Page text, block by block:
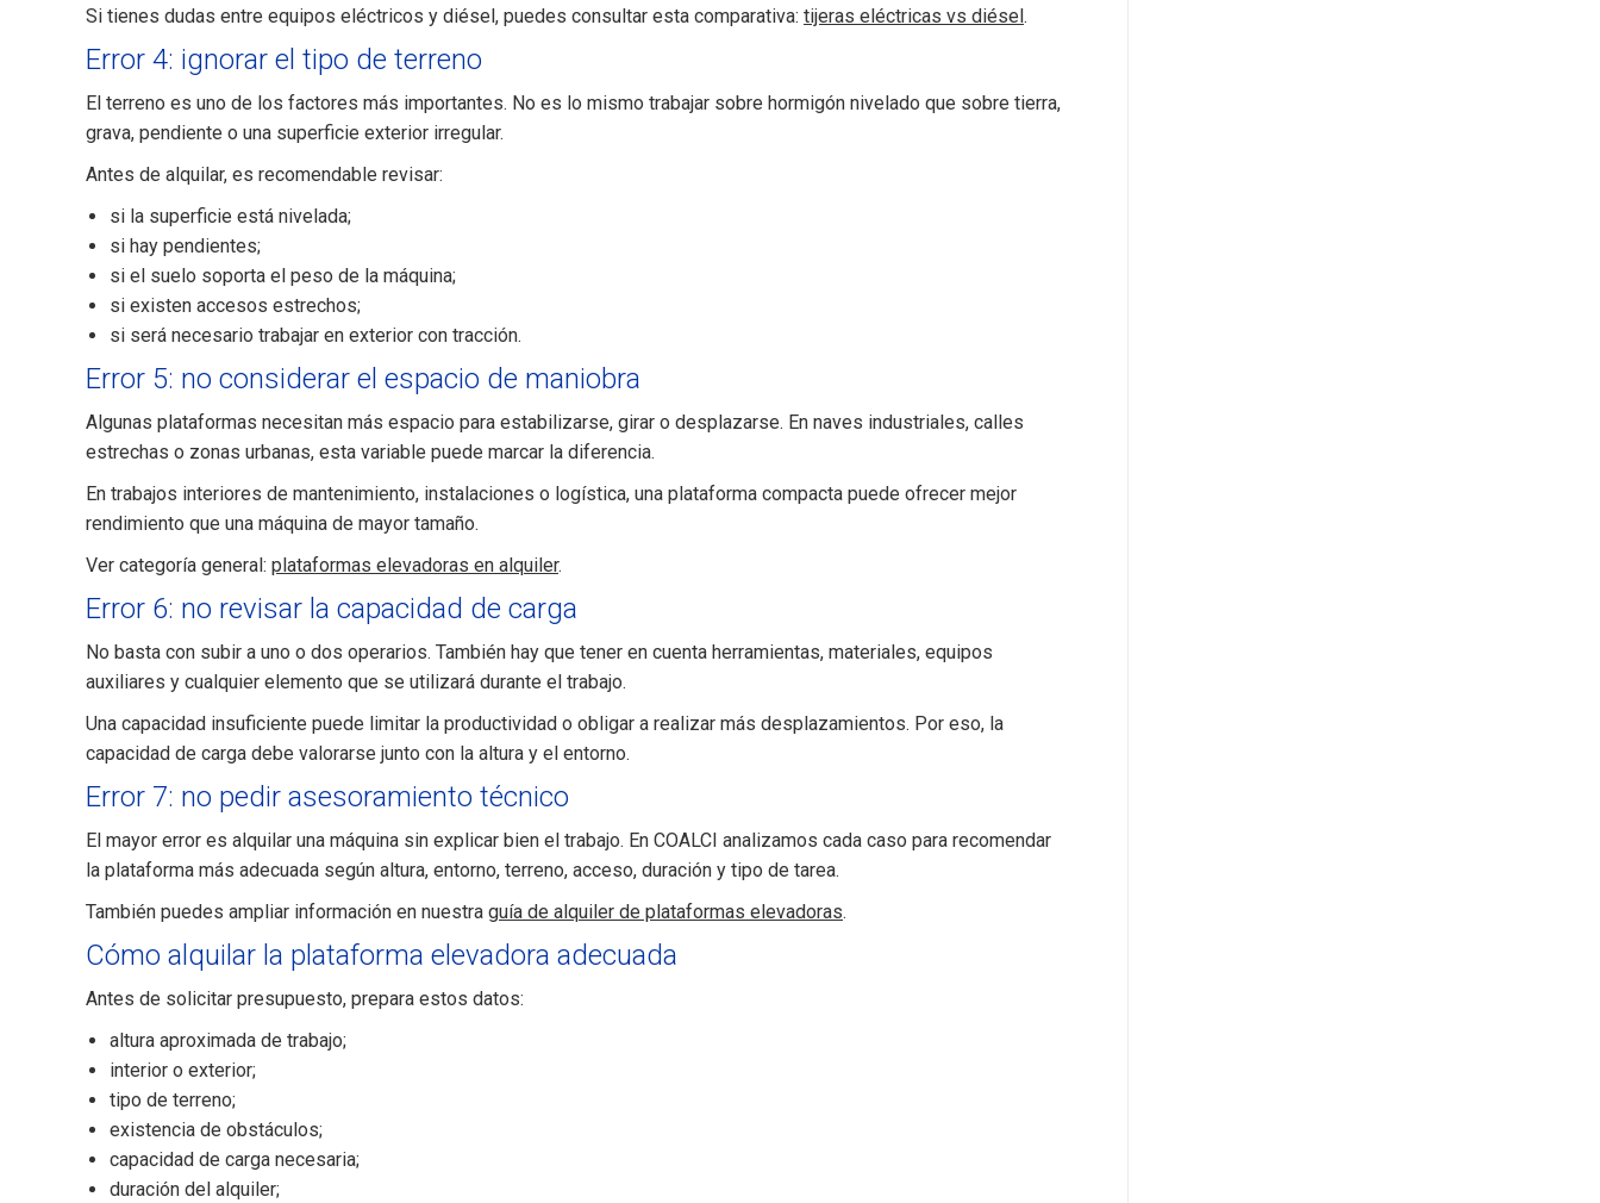
Si tienes dudas entre equipos eléctricos y diésel, puedes consultar esta comparativa: tijeras eléctricas vs diésel.
Error 4: ignorar el tipo de terreno
El terreno es uno de los factores más importantes. No es lo mismo trabajar sobre hormigón nivelado que sobre tierra,
grava, pendiente o una superficie exterior irregular.
Antes de alquilar, es recomendable revisar:
si la superficie está nivelada;
si hay pendientes;
si el suelo soporta el peso de la máquina;
si existen accesos estrechos;
si será necesario trabajar en exterior con tracción.
Error 5: no considerar el espacio de maniobra
Algunas plataformas necesitan más espacio para estabilizarse, girar o desplazarse. En naves industriales, calles
estrechas o zonas urbanas, esta variable puede marcar la diferencia.
En trabajos interiores de mantenimiento, instalaciones o logística, una plataforma compacta puede ofrecer mejor
rendimiento que una máquina de mayor tamaño.
Ver categoría general: plataformas elevadoras en alquiler.
Error 6: no revisar la capacidad de carga
No basta con subir a uno o dos operarios. También hay que tener en cuenta herramientas, materiales, equipos
auxiliares y cualquier elemento que se utilizará durante el trabajo.
Una capacidad insuficiente puede limitar la productividad o obligar a realizar más desplazamientos. Por eso, la
capacidad de carga debe valorarse junto con la altura y el entorno.
Error 7: no pedir asesoramiento técnico
El mayor error es alquilar una máquina sin explicar bien el trabajo. En COALCI analizamos cada caso para recomendar
la plataforma más adecuada según altura, entorno, terreno, acceso, duración y tipo de tarea.
También puedes ampliar información en nuestra guía de alquiler de plataformas elevadoras.
Cómo alquilar la plataforma elevadora adecuada
Antes de solicitar presupuesto, prepara estos datos:
altura aproximada de trabajo;
interior o exterior;
tipo de terreno;
existencia de obstáculos;
capacidad de carga necesaria;
duración del alquiler;